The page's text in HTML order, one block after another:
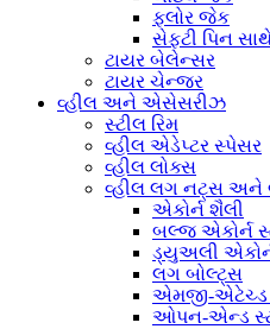
ફ્લોર જેક
સેફ્ટી પિન
ટાયર બેલેન્સર
ટાયર ચેન્જર
વ્હીલ અને એસેસરીઝ
સ્ટીલ રિમ
વ્હીલ એડેપ્ટર સ્પેસર
વ્હીલ લોક્સ
વ્હીલ લગ નટ્સ અને
એકોર્ન શૈલી
બલ્જ એકોર્ન
ડ્યુઅલી
લગ બોલ્ટ્સ
એમજી-એટેચ્ડ
ઓપન-એન્ડ